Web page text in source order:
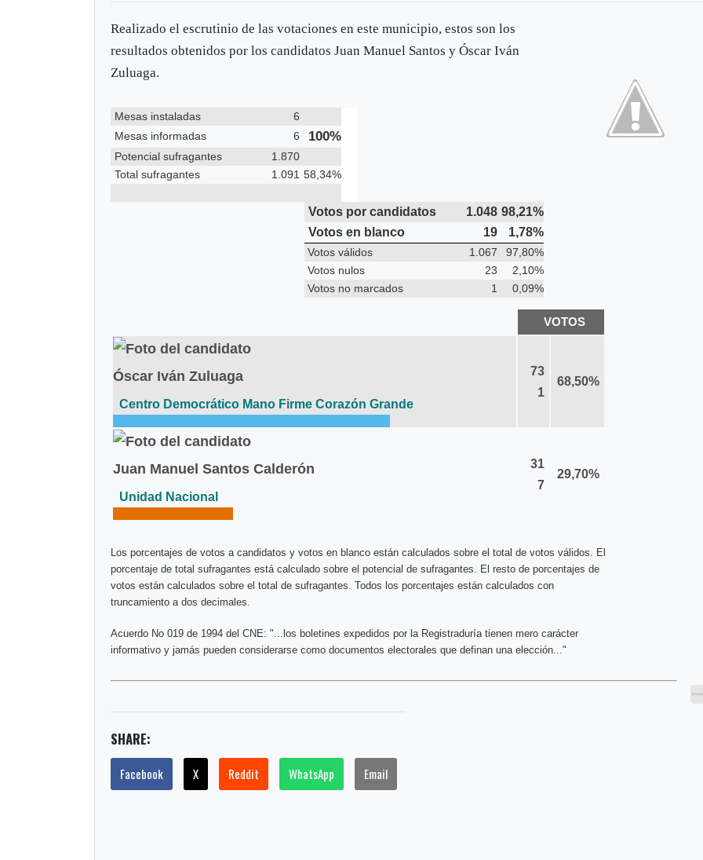
Realizado el escrutinio de las votaciones en este municipio, estos son los
resultados obtenidos por los candidatos Juan Manuel Santos y Óscar Iván
Zuluaga.
Mesas instaladas
6
Mesas informadas
6 100%
Potencial sufragantes
1.870
Total sufragantes
1.091 58,34%
Votos por candidatos 1.048 98,21%
Votos en blanco
19 1,78%
Votos válidos 1.067
97,80%
Votos nulos
23
2,10%
Votos no marcados
1 0,09%
VOTOS
Óscar Iván Zuluaga
Centro Democrático Mano Firme Corazón Grande
73
1
68,50%
Juan Manuel Santos Calderón
Unidad Nacional
31
7
29,70%
Los porcentajes de votos a candidatos y votos en blanco están calculados sobre el total de votos válidos. El
porcentaje de total sufragantes está calculado sobre el potencial de sufragantes. El resto de porcentajes de
votos están calculados sobre el total de sufragantes. Todos los porcentajes están calculados con
truncamiento a dos decimales.
Acuerdo No 019 de 1994 del CNE: "...los boletines expedidos por la Registraduría tienen mero carácter
informativo y jamás pueden considerarse como documentos electorales que definan una elección..."
SHARE:
Facebook X Reddit WhatsApp Email